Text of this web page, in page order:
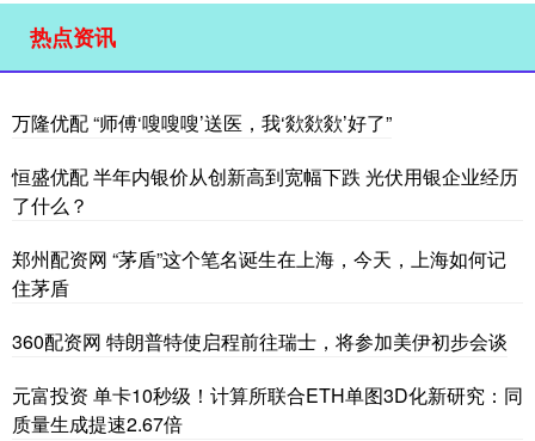
热点资讯
万隆优配 “师傅‘嗖嗖嗖’送医，我‘欻欻欻’好了”
恒盛优配 半年内银价从创新高到宽幅下跌 光伏用银企业经历
了什么？
郑州配资网 “茅盾”这个笔名诞生在上海，今天，上海如何记
住茅盾
360配资网 特朗普特使启程前往瑞士，将参加美伊初步会谈
元富投资 单卡10秒级！计算所联合ETH单图3D化新研究：同
质量生成提速2.67倍